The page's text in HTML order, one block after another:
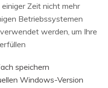
Zeit nicht mehr
Betriebssystemen
werden, um Ihre
speichern
Windows-Version